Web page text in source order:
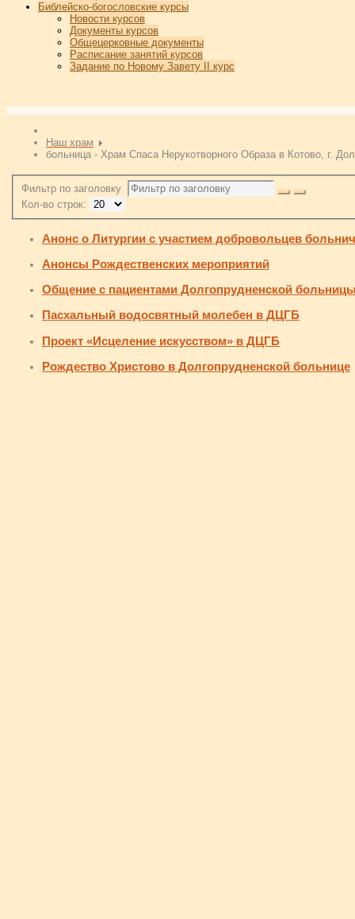
Библейско-богословские курсы
Новости курсов
Документы курсов
Общецерковные документы
Расписание занятий курсов
Задание по Новому Завету II курс
Наш храм
больница - Храм Спаса Нерукотворного Образа в Котово, г.
Фильтр по заголовку
Кол-во строк:
Анонс о Литургии с участием добровольцев
Анонсы Рождественских мероприятий
Общение с пациентами Долгопрудненской
Пасхальный водосвятный молебен в ДЦГБ
Проект «Исцеление искусством» в ДЦГБ
Рождество Христово в Долгопрудненской больнице